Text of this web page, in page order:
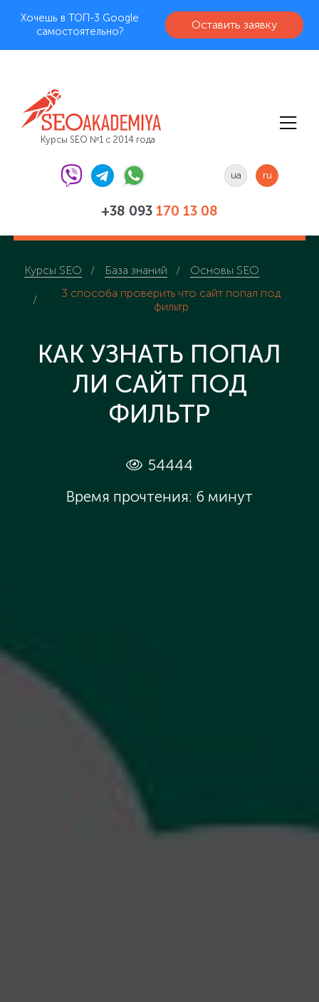
Хочешь в ТОП-3 Google
самостоятельно?
Оставить заявку
Курсы SEO №1 с 2014 года
+38 093 170 13 08
ua ru
Курсы SEO База знаний
Основы SEO
3 способа проверить что сайт попал под
фильтр
КАК УЗНАТЬ ПОПАЛ
ЛИ САЙТ ПОД
ФИЛЬТР
54444
Время прочтения: 6 минут